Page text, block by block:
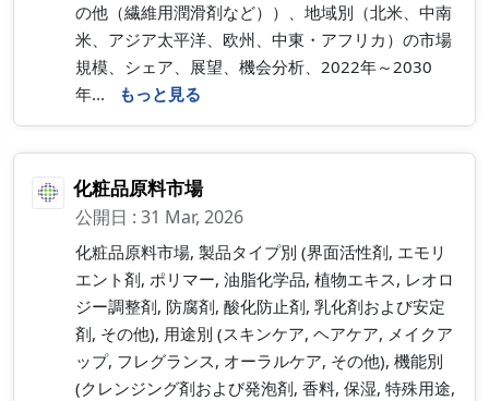
の他（繊維用潤滑剤など））、地域別（北米、中南
米、アジア太平洋、欧州、中東・アフリカ）の市場
規模、シェア、展望、機会分析、2022年～2030
年...
もっと見る
化粧品原料市場
公開日 : 31 Mar, 2026
化粧品原料市場, 製品タイプ別 (界面活性剤, エモリ
エント剤, ポリマー, 油脂化学品, 植物エキス, レオロ
ジー調整剤, 防腐剤, 酸化防止剤, 乳化剤および安定
剤, その他), 用途別 (スキンケア, ヘアケア, メイクア
ップ, フレグランス, オーラルケア, その他), 機能別
(クレンジング剤および発泡剤, 香料, 保湿, 特殊用途,